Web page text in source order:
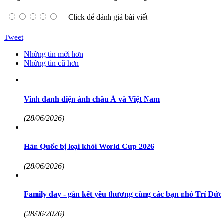
Click để đánh giá bài viết
Tweet
Những tin mới hơn
Những tin cũ hơn
Vinh danh điện ảnh châu Á và Việt Nam
(28/06/2026)
Hàn Quốc bị loại khỏi World Cup 2026
(28/06/2026)
Family day - gắn kết yêu thương cùng các bạn nhỏ Trí
(28/06/2026)